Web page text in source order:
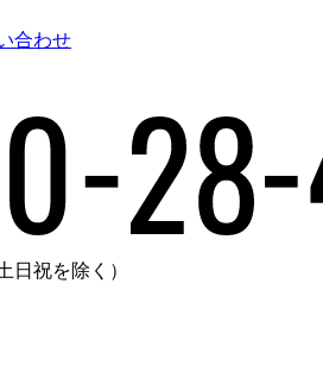
合わせ
日祝を除く）